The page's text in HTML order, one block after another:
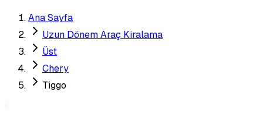
Ana Sayfa
Uzun Dönem Araç Kiralama
Üst
Chery
Tiggo